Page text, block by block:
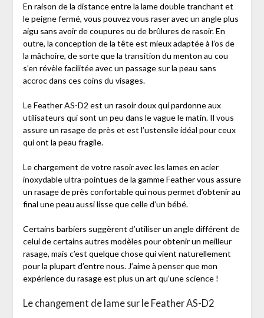
En raison de la distance entre la lame double tranchant et
le peigne fermé, vous pouvez vous raser avec un angle plus
aigu sans avoir de coupures ou de brûlures de rasoir. En
outre, la conception de la tête est mieux adaptée à l’os de
la mâchoire, de sorte que la transition du menton au cou
s’en révèle facilitée avec un passage sur la peau sans
accroc dans ces coins du visages.
Le Feather AS-D2 est un rasoir doux qui pardonne aux
utilisateurs qui sont un peu dans le vague le matin. Il vous
assure un rasage de près et est l’ustensile idéal pour ceux
qui ont la peau fragile.
Le chargement de votre rasoir avec les lames en acier
inoxydable ultra-pointues de la gamme Feather vous assure
un rasage de près confortable qui nous permet d’obtenir au
final une peau aussi lisse que celle d’un bébé.
Certains barbiers suggèrent d’utiliser un angle différent de
celui de certains autres modèles pour obtenir un meilleur
rasage, mais c’est quelque chose qui vient naturellement
pour la plupart d’entre nous. J’aime à penser que mon
expérience du rasage est plus un art qu’une science !
Le changement de lame sur le Feather AS-D2